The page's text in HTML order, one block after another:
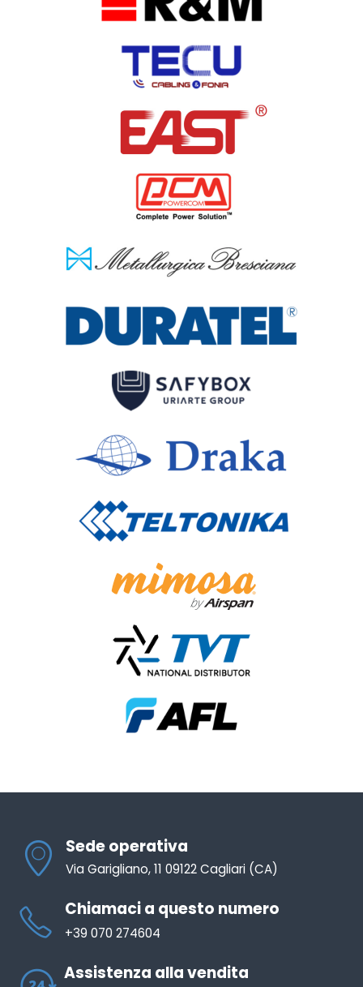
Sede operativa
Via Garigliano, 11 09122 Cagliari (CA)
Chiamaci a questo numero
+39 070 274604
Assistenza alla vendita